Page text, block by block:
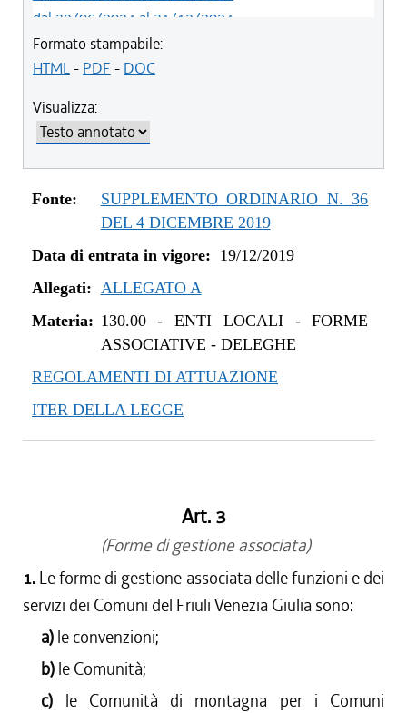
dal 29/06/2024 al 31/12/2024
dal 23/02/2023 al 28/06/2024
dal 12/08/2021 al 22/02/2023
dal 29/10/2020 al 31/12/2020
dal 11/08/2020 al 28/10/2020
dal 02/07/2020 al 10/08/2020
dal 21/05/2020 al 18/12/2019
dal 19/12/2019 al 20/05/2020
Formato stampabile:
HTML- PDF - DOC
Visualizza:
Fonte:
SUPPLEMENTO ORDINARIO N. 36
DEL 4 DICEMBRE 2019
Data di entrata in vigore: 19/12/2019
Allegati: ALLEGATO A
Materia: 130.00-ENTI LOCALI - FORME
ASSOCIATIVE - DELEGHE
REGOLAMENTI DI ATTUAZIONE
ITER DELLA LEGGE
Art. 3
(Forme di gestione associata)
1. Le forme di gestione associata delle funzioni e dei
servizi dei Comuni del Friuli Venezia Giulia sono:
a) le convenzioni;
b) le Comunità;
c) le Comunità di montagna per i Comuni